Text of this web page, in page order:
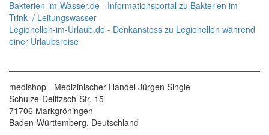
Bakterien-im-Wasser.de - Informationsportal zu Bakterien im
Trink- / Leitungswasser
Legionellen-im-Urlaub.de - Denkanstoss zu Legionellen während
einer Urlaubsreise
medishop - Medizinischer Handel Jürgen Single
Schulze-Delitzsch-Str. 15
71706 Markgröningen
Baden-Württemberg, Deutschland